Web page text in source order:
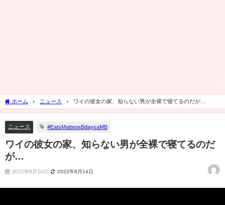
ホーム ニュース ワイの彼女の家、知らない男が全裸で寝てるのだが…
ニュース #EatsMatteosBdaysaMB
ワイの彼女の家、知らない男が全裸で寝てるのだ
が…
2022年8月14日 2022年8月14日